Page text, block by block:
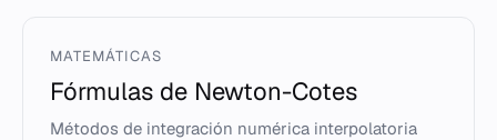
MATEMÁTICAS
Fórmulas de Newton-Cotes
Métodos de integración numérica interpolatoria